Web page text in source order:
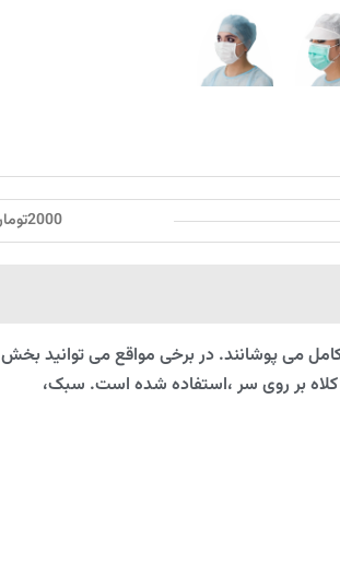
2000تومان
می پوشانند. در برخی مواقع می توانید بخش
کلاه بر روی سر ،استفاده شده است. سبک،